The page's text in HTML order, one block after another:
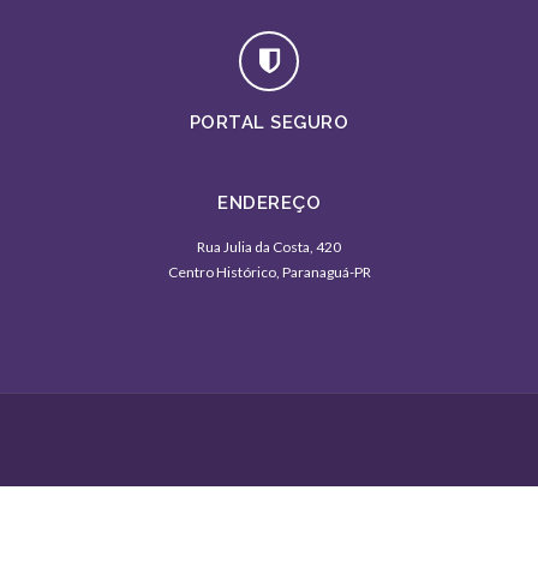
PORTAL SEGURO
ENDEREÇO
Rua Julia da Costa, 420
Centro Histórico, Paranaguá-PR